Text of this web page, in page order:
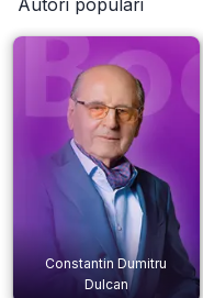
Autori populari
Constantin Dumitru
Dulcan